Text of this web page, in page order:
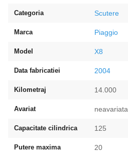
Categoria Scutere
Marca Piaggio
Model X8
Data fabricatiei 2004
Kilometraj 14.000
Avariat neavariata
Capacitate cilindrica 125
Putere maxima 20